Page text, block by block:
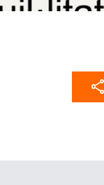
share